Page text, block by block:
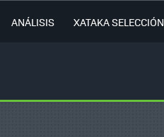
ANÁLISIS XATAKA SELECCIÓN